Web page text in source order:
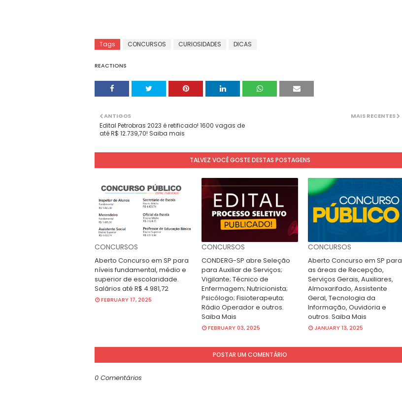
Tags CONCURSOS CURIOSIDADES DICAS
REACTIONS
MAIS RECENTES
ANTIGOS
Edital Petrobras 2023 é retificado! 1600 vagas de
até R$ 12.739,70! Saiba mais
TALVEZ VOCÊ GOSTE DESTAS POSTAGENS
CONCURSOS
Aberto Concurso em SP para
níveis fundamental, médio e
superior de escolaridade.
Salários até R$ 4.981,72
FEBRUARY 17, 2025
CONCURSOS
CONDERG-SP abre Seleção
para Auxiliar de Serviços;
Vigilante; Técnico de
Enfermagem; Nutricionista;
Psicólogo; Fisioterapeuta;
Rádio Operador e outros.
Saiba Mais
FEBRUARY 03, 2025
CONCURSOS
Aberto Concurso em SP para
as áreas de Recepção,
Serviços Gerais, Auxiliares,
Almoxarifado, Assistente
Geral, Tecnologia da
Informação, Ouvidoria e
outros. Saiba Mais
JANUARY 13, 2025
POSTAR UM COMENTÁRIO
0 Comentários